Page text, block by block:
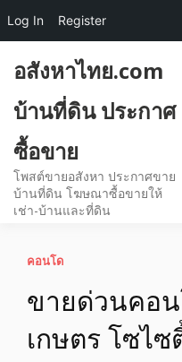
content
อสังหาไทย.com
บ้านที่ดิน ประกาศ
ซื้อขาย
โพสต์ขายอสังหา ประกาศขาย
บ้านที่ดิน โฆษณาซื้อขายให้
เช่า-บ้านและที่ดิน
คอนโด
ขายด่วนคอ
เกษตร​ โซไ
Log In Register